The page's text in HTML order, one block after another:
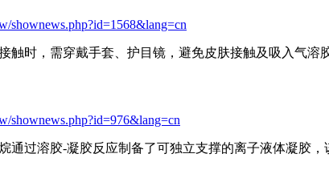
shownews.php?id=1568&lang=cn
触时，需穿戴手套、护目镜，避免皮肤接触及吸入气溶
shownews.php?id=976&lang=cn
通过溶胶-凝胶反应制备了可独立支撑的离子液体凝胶